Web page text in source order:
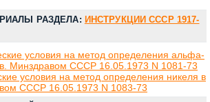
РАЗДЕЛА: ИНСТРУКЦИИ СССР 1917-
условия на метод определения альфа-
Минздравом СССР 16.05.1973 N 1081-73
условия на метод определения никеля в
СССР 16.05.1973 N 1083-73